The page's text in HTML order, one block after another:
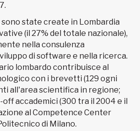
sono state create in Lombardia
(il 27% del totale nazionale),
nella consulenza
di software e nella ricerca.
lombardo contribuisce al
con i brevetti (129 ogni
all'area scientifica in regione;
off accademici (300 tra il 2004 e il
al Competence Center
di Milano.